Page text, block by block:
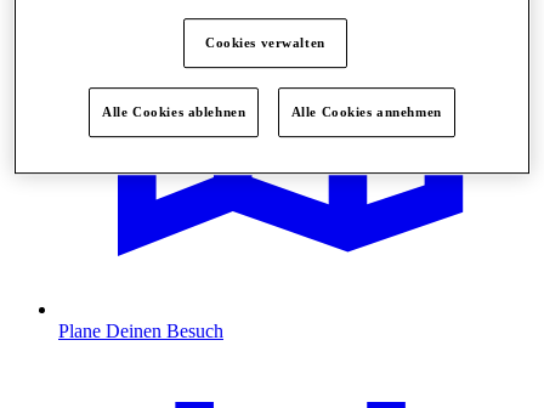
Plane Deinen Besuch
Cookies verwalten
Alle Cookies ablehnen Alle Cookies annehmen